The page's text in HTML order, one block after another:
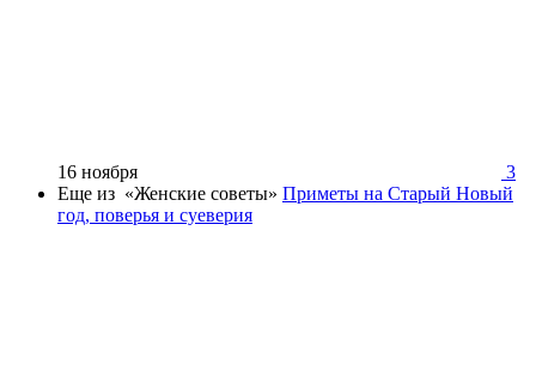
16 ноября
3
Еще из «Женские советы» Приметы на Старый Новый
год, поверья и суеверия